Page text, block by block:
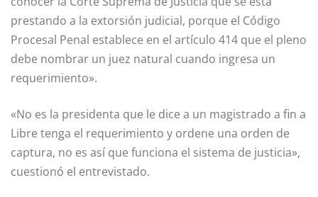
prestando a la extorsión judicial, porque el Código
Procesal Penal establece en el artículo 414 que el pleno
debe nombrar un juez natural cuando ingresa un
requerimiento».
«No es la presidenta que le dice a un magistrado a fin a
Libre tenga el requerimiento y ordene una orden de
captura, no es así que funciona el sistema de justicia»,
cuestionó el entrevistado.